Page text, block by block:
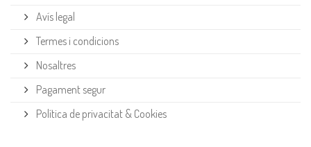
Avís legal
Termes i condicions
Nosaltres
Pagament segur
Política de privacitat & Cookies